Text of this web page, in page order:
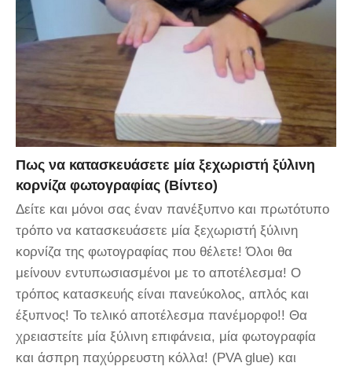
Πως να κατασκευάσετε μία ξεχωριστή ξύλινη
κορνίζα φωτογραφίας (Βίντεο)
Δείτε και μόνοι σας έναν πανέξυπνο και πρωτότυπο
τρόπο να κατασκευάσετε μία ξεχωριστή ξύλινη
κορνίζα της φωτογραφίας που θέλετε! Όλοι θα
μείνουν εντυπωσιασμένοι με το αποτέλεσμα! Ο
τρόπος κατασκευής είναι πανεύκολος, απλός και
έξυπνος! Το τελικό αποτέλεσμα πανέμορφο!! Θα
χρειαστείτε μία ξύλινη επιφάνεια, μία φωτογραφία
και άσπρη παχύρρευστη κόλλα! (PVA glue) και